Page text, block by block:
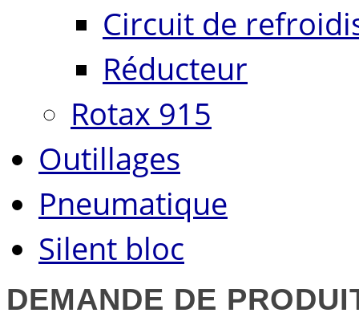
Circuit de
Réducteur
Rotax 915
Outillages
Pneumatique
Silent bloc
DEMANDE DE